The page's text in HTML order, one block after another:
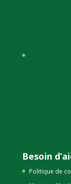
Besoin
Politique de